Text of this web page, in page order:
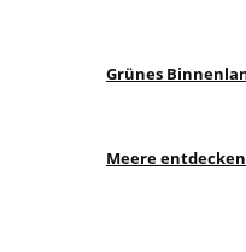
Grünes
Meere entdecken